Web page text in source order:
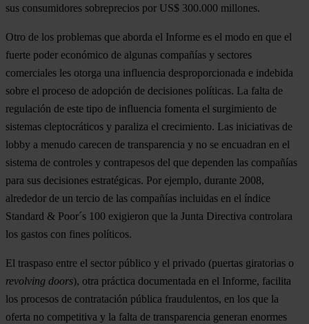
sus consumidores sobreprecios por US$ 300.000 millones.
Otro de los problemas que aborda el Informe es el modo en que el
fuerte poder económico de algunas compañías y sectores
comerciales les otorga una influencia desproporcionada e indebida
sobre el proceso de adopción de decisiones políticas. La falta de
regulación de este tipo de influencia fomenta el surgimiento de
sistemas cleptocráticos y paraliza el crecimiento. Las iniciativas de
lobby a menudo carecen de transparencia y no se encuadran en el
sistema de controles y contrapesos del que dependen las compañías
para sus decisiones estratégicas. Por ejemplo, durante 2008,
alrededor de un tercio de las compañías incluidas en el índice
Standard & Poor´s 100 exigieron que la Junta Directiva controlara
los gastos con fines políticos.
El traspaso entre el sector público y el privado (puertas giratorias o
revolving doors), otra práctica documentada en el Informe, facilita
los procesos de contratación pública fraudulentos, en los que la
oferta no competitiva y la falta de transparencia generan enormes